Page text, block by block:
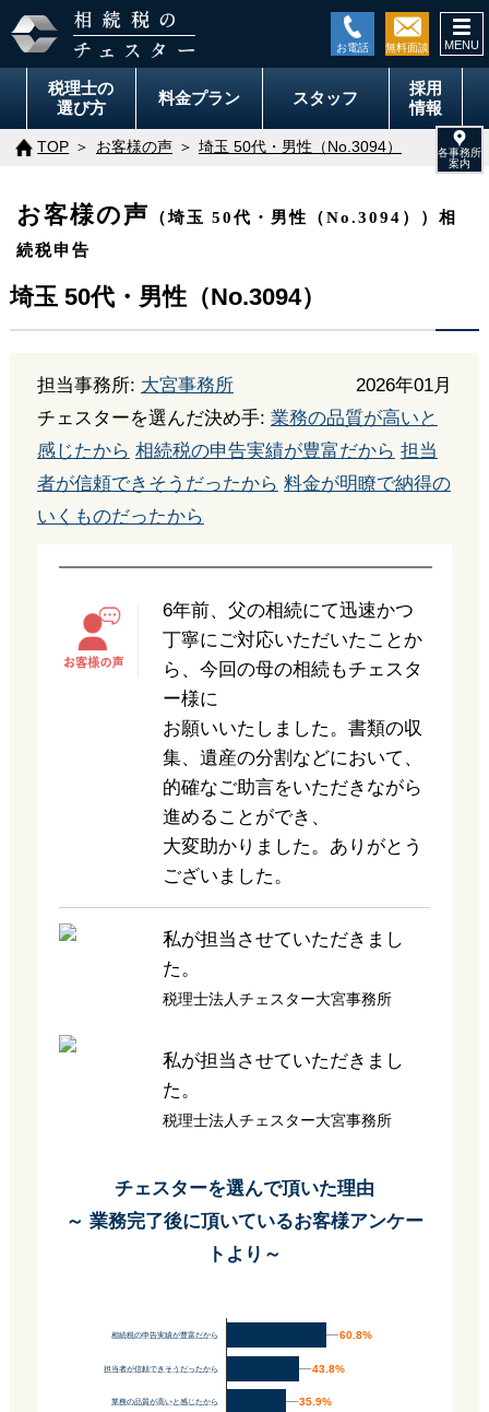
税理士の
選び方
料金プラン スタッフ
採用
情報
TOP お客様の声 埼玉 50代・男性（No.3094）
お客様の声
（埼玉 50代・男性（No.3094））相
続税申告
埼玉 50代・男性（No.3094）
担当事務所: 大宮事務所
2026年01月
チェスターを選んだ決め手: 業務の品質が高いと
感じたから 相続税の申告実績が豊富だから 担当
者が信頼できそうだったから 料金が明瞭で納得の
いくものだったから
6年前、父の相続にて迅速かつ
丁寧にご対応いただいたことか
ら、今回の母の相続もチェスタ
ー様に
お願いいたしました。書類の収
集、遺産の分割などにおいて、
的確なご助言をいただきながら
進めることができ、
大変助かりました。ありがとう
ございました。
私が担当させていただきまし
た。
税理士法人チェスター大宮事務所
私が担当させていただきまし
た。
税理士法人チェスター大宮事務所
チェスターを選んで頂いた理由
～ 業務完了後に頂いているお客様アンケー
トより～
相続税の申告実績が豊富だから
担当者が信頼できそうだったから
業務の品質が高いと感じたから
60.8%
60.8%
43.8%
43.8%
35.9%
35.9%